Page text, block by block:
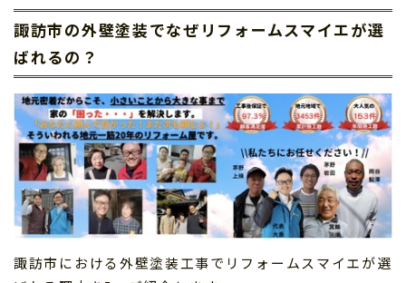
諏訪市の外壁塗装でなぜリフォームスマイエが選
ばれるの？
諏訪市における外壁塗装工事でリフォームスマイエが選